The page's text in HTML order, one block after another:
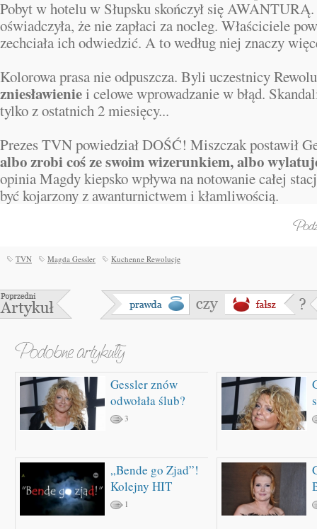
Pobyt w hotelu w Słupsku skończył się
oświadczyła, że nie zapłaci za nocleg. Właściciele
zechciała ich odwiedzić. A to według niej znaczy
Kolorowa prasa nie odpuszcza. Byli uczestnicy
zniesławieniei celowe wprowadzanie w błąd.
tylko z ostatnich 2 miesięcy...
Prezes TVN powiedział DOŚĆ! Miszczak postawił
albo zrobi coś ze swoim wizerunkiem, albo
opinia Magdy kiepsko wpływa na notowanie całej
być kojarzony z awanturnictwem i kłamliwością.
TVN Magda Gessler Kuchenne Rewolucje
Gessler znów
odwołała ślub?
3
„Bende go Zjad”!
Kolejny HIT
1